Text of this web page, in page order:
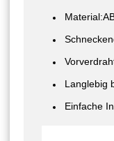
Langlebig
Einfache